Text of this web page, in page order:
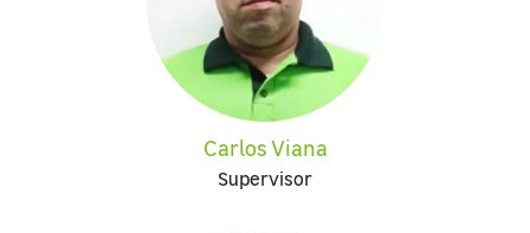
Carlos Viana
Supervisor